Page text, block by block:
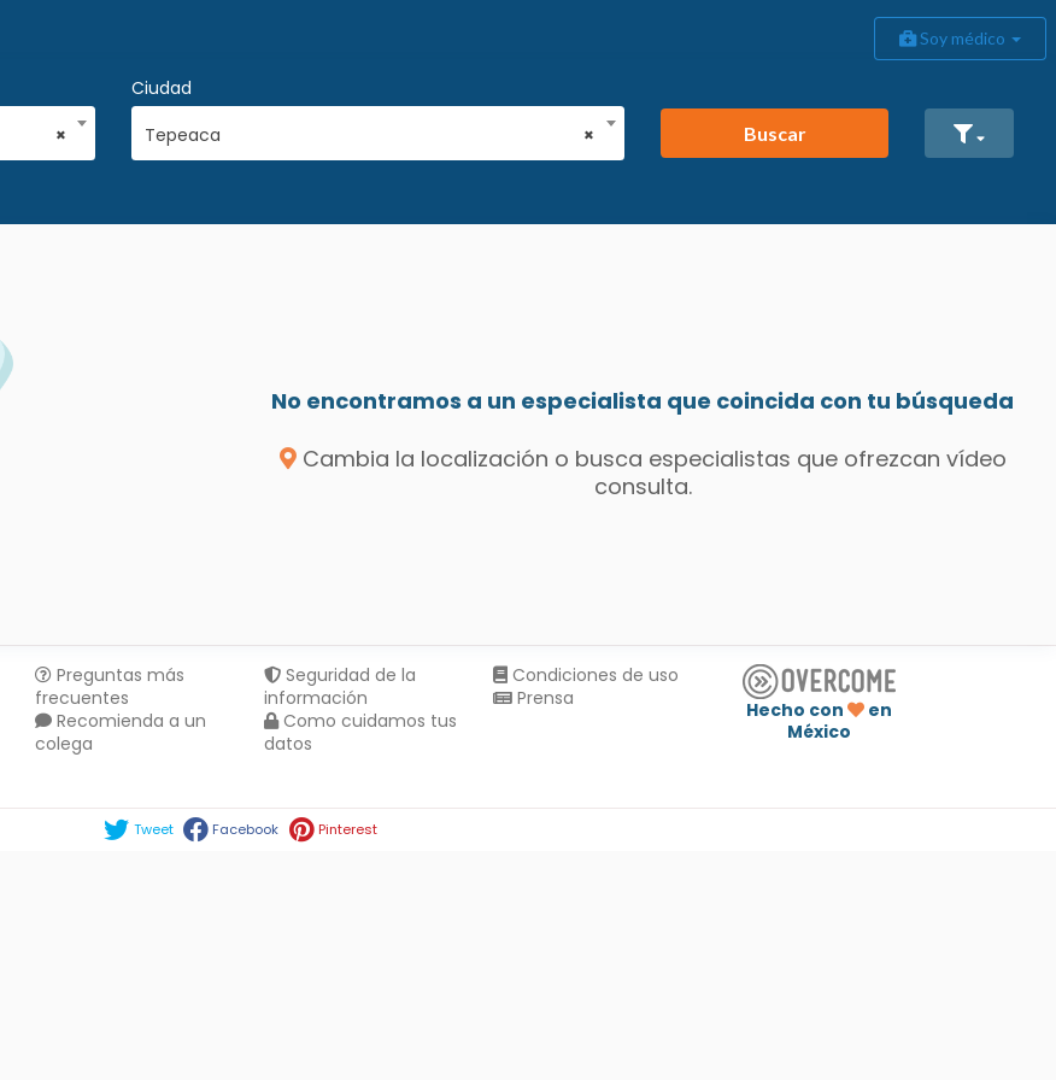
Soy médico
×
Ciudad
×
Tepeaca Buscar
No encontramos a un especialista que coincida con tu búsqueda
Cambia la localización o busca especialistas que ofrezcan vídeo
consulta.
Preguntas más
frecuentes
Recomienda a un
colega
Seguridad de la
información
Como cuidamos tus
datos
Condiciones de uso
Prensa
Hecho con
en
México
Tweet Facebook Pinterest